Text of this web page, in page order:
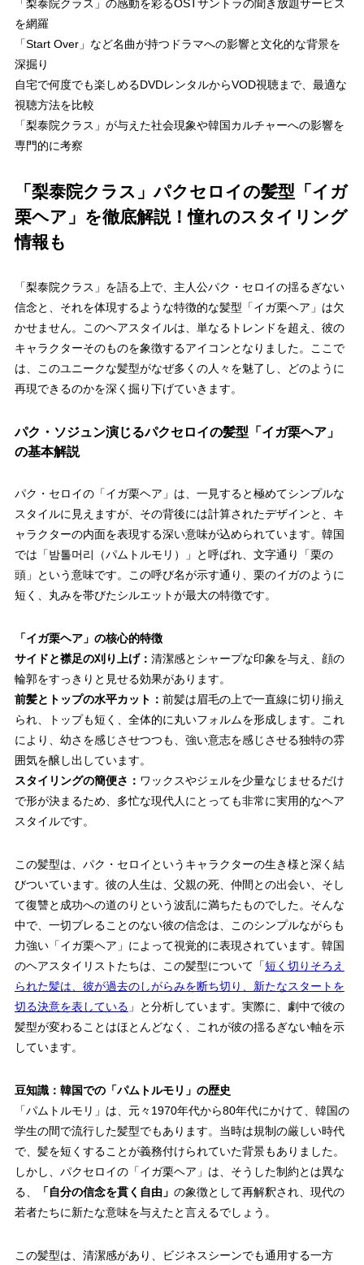
「梨泰院クラス」の感動を彩るOSTサントラの聞き放題サービス
を網羅
「Start Over」など名曲が持つドラマへの影響と文化的な背景を
深掘り
自宅で何度でも楽しめるDVDレンタルからVOD視聴まで、最適な
視聴方法を比較
「梨泰院クラス」が与えた社会現象や韓国カルチャーへの影響を
専門的に考察
「梨泰院クラス」パクセロイの髪型「イガ
栗ヘア」を徹底解説！憧れのスタイリング
情報も
「梨泰院クラス」を語る上で、主人公パク・セロイの揺るぎない
信念と、それを体現するような特徴的な髪型「イガ栗ヘア」 は欠
かせません。このヘアスタイルは、単なるトレンドを超え、彼の
キャラクターそのものを象徴するアイコンとなりました。ここで
は、このユニークな髪型がなぜ多くの人々を魅了し、どのように
再現できるのかを深く掘り下げていきます。
パク・ソジュン演じるパクセロイの髪型「イガ栗ヘア」
の基本解説
パク・セロイの「イガ栗ヘア」は、一見すると極めてシンプルな
スタイルに見えますが、その背後には計算されたデザインと、キ
ャラクターの内面を表現する深い意味が込められています。韓国
では「밤톨머리（パムトルモリ）」と呼ばれ、文字通り「栗の
頭」という意味です。この呼び名が示す通り、栗のイガのように
短く、丸みを帯びたシルエットが最大の特徴です。
「イガ栗ヘア」の核心的特徴
サイドと襟足の刈り上げ： 清潔感とシャープな印象を与え、顔の
輪郭をすっきりと見せる効果があります。
前髪とトップの水平カット： 前髪は眉毛の上で一直線に切り揃え
られ、トップも短く、全体的に丸いフォルムを形成します。これ
により、幼さを感じさせつつも、強い意志を感じさせる独特の雰
囲気を醸し出しています。
スタイリングの簡便さ： ワックスやジェルを少量なじませるだけ
で形が決まるため、多忙な現代人にとっても非常に実用的なヘア
スタイルです。
この髪型は、パク・セロイというキャラクターの生き様と深く結
びついています。彼の人生は、父親の死、仲間との出会い、そし
て復讐と成功への道のりという波乱に満ちたものでした。そんな
中で、一切ブレることのない彼の信念は、このシンプルながらも
力強い「イガ栗ヘア」によって視覚的に表現されています。韓国
のヘアスタイリストたちは、この髪型について「短く切りそろえ
られた髪は、彼が過去のしがらみを断ち切り、新たなスタートを
切る決意を表している 」と分析しています。実際に、劇中で彼の
髪型が変わることはほとんどなく、これが彼の揺るぎない軸を示
しています。
豆知識：韓国での「パムトルモリ」の歴史
「パムトルモリ」は、元々1970年代から80年代にかけて、韓国の
学生の間で流行した髪型でもあります。当時は規制の厳しい時代
で、髪を短くすることが義務付けられていた背景もありました。
しかし、パクセロイの「イガ栗ヘア」は、そうした制約とは異な
る、
「自分の信念を貫く自由」 の象徴として再解釈され、現代の
若者たちに新たな意味を与えたと言えるでしょう。
この髪型は、清潔感があり、ビジネスシーンでも通用する一方